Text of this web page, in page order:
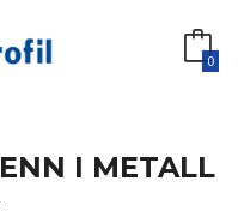
0
I METALL